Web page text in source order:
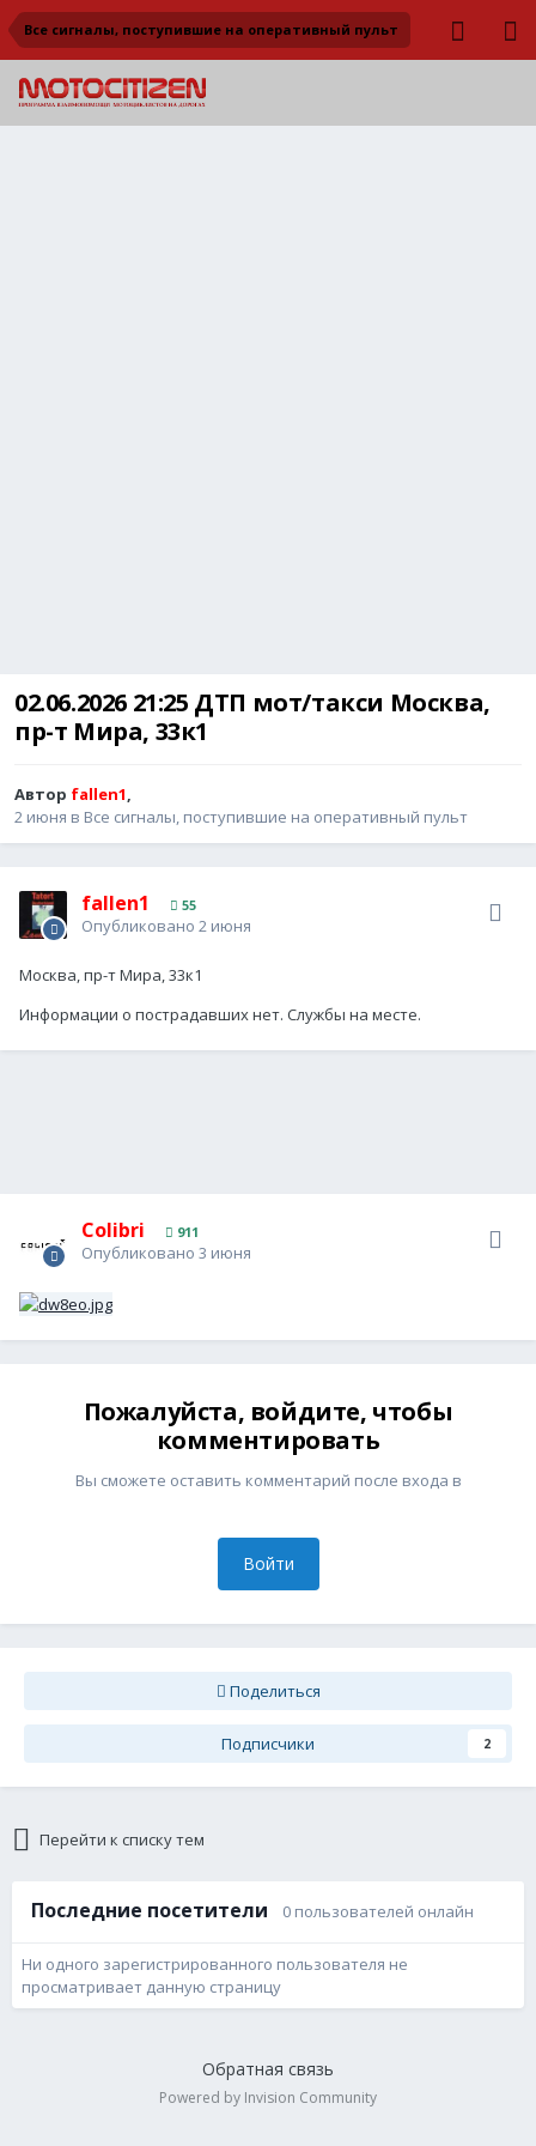
Все сигналы, поступившие на оперативный пульт
02.06.2026 21:25 ДТП мот/такси Москва,
пр-т Мира, 33к1
Автор fallen1,
2 июня в Все сигналы, поступившие на оперативный пульт
fallen1 55
Опубликовано 2 июня
Москва, пр-т Мира, 33к1
Информации о пострадавших нет. Службы на месте.
Colibri 911
Опубликовано 3 июня
Пожалуйста, войдите, чтобы
комментировать
Вы сможете оставить комментарий после входа в
Войти
Поделиться
Подписчики 2
Перейти к списку тем
Последние посетители 0 пользователей онлайн
Ни одного зарегистрированного пользователя не
просматривает данную страницу
Обратная связь
Powered by Invision Community